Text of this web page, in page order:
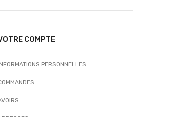
COMPTE
PERSONNELLES